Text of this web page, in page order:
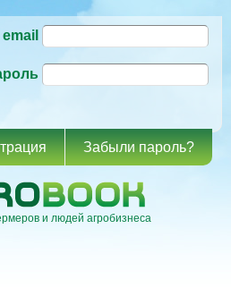
Забыли пароль?
и людей агробизнеса